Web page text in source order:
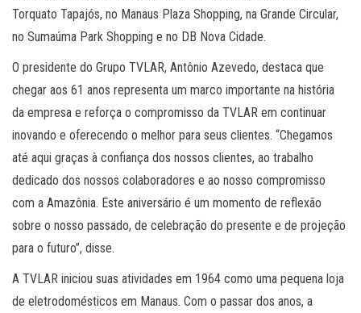
Torquato Tapajós, no Manaus Plaza Shopping, na Grande Circular,
no Sumaúma Park Shopping e no DB Nova Cidade.
O presidente do Grupo TVLAR, Antônio Azevedo, destaca que
chegar aos 61 anos representa um marco importante na história
da empresa e reforça o compromisso da TVLAR em continuar
inovando e oferecendo o melhor para seus clientes. “Chegamos
até aqui graças à confiança dos nossos clientes, ao trabalho
dedicado dos nossos colaboradores e ao nosso compromisso
com a Amazônia. Este aniversário é um momento de reflexão
sobre o nosso passado, de celebração do presente e de projeção
para o futuro”, disse.
A TVLAR iniciou suas atividades em 1964 como uma pequena loja
de eletrodomésticos em Manaus. Com o passar dos anos, a